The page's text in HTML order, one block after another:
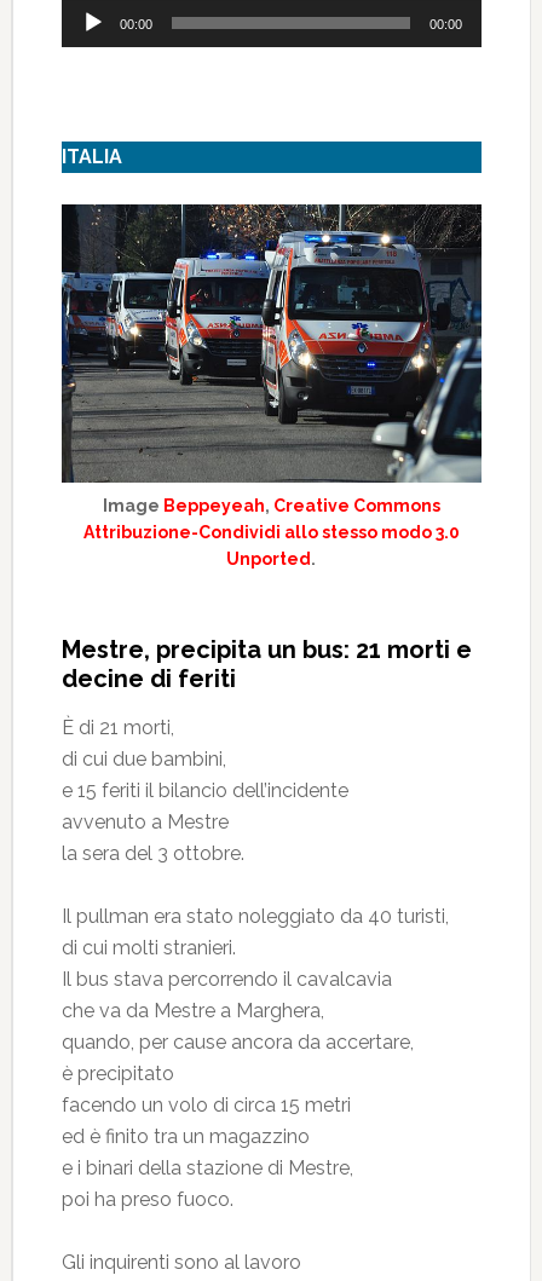
Audio
Player
00:00 00:00
ITALIA
Image Beppeyeah, Creative Commons
Attribuzione-Condividi allo stesso modo 3.0
Unported.
Mestre, precipita un bus: 21 morti e
decine di feriti
È di 21 morti,
di cui due bambini,
e 15 feriti il bilancio dell’incidente
avvenuto a Mestre
la sera del 3 ottobre.
Il pullman era stato noleggiato da 40 turisti,
di cui molti stranieri.
Il bus stava percorrendo il cavalcavia
che va da Mestre a Marghera,
quando, per cause ancora da accertare,
è precipitato
facendo un volo di circa 15 metri
ed è finito tra un magazzino
e i binari della stazione di Mestre,
poi ha preso fuoco.
Gli inquirenti sono al lavoro